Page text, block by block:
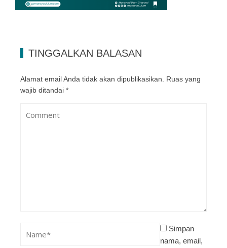
TINGGALKAN BALASAN
Alamat email Anda tidak akan dipublikasikan. Ruas yang
wajib ditandai *
Simpan
nama, email,